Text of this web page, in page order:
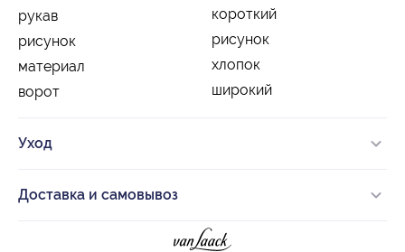
рукав
короткий
рисунок
рисунок
материал
хлопок
ворот
широкий
Уход
Доставка и самовывоз